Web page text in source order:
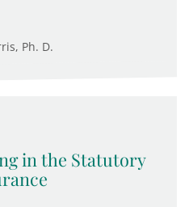
Ph. D.
in the Statutory